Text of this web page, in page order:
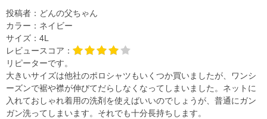
投稿者： どんの父ちゃん
カラー： ネイビー
サイズ： 4L
レビュースコア：
リピーターです。
大きいサイズは他社のポロシャツもいくつか買いましたが、ワンシ
ーズンで裾や襟が伸びてだらしなくなってしまいました。ネットに
入れておしゃれ着用の洗剤を使えばいいのでしょうが、普通にガン
ガン洗ってしまいます。それでも十分長持ちします。